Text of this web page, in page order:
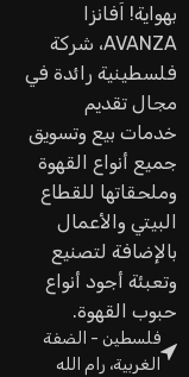
بهواية! اَفانزا
AVANZA، شركة
فلسطينية رائدة في
مجال تقديم
خدمات بيع وتسويق
جميع أنواع القهوة
وملحقاتها للقطاع
البيتي والأعمال
بالإضافة لتصنيع
وتعبئة أجود أنواع
حبوب القهوة.
فلسطين - الضفة
الغربية، رام الله